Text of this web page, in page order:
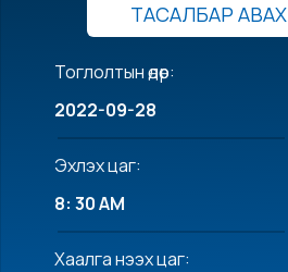
ТАСАЛБАР АВАХ
Тоглолтын өдөр:
2022-09-28
Эхлэх цаг:
8: 30 AM
Хаалга нээх цаг: